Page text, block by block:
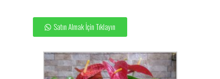
Satın Almak İçin Tıklayın